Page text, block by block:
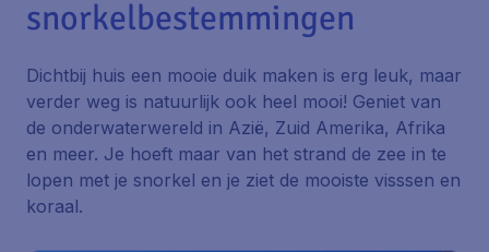
snorkelbestemmingen
Dichtbij huis een mooie duik maken is erg leuk, maar
verder weg is natuurlijk ook heel mooi! Geniet van
de onderwaterwereld in Azië, Zuid Amerika, Afrika
en meer. Je hoeft maar van het strand de zee in te
lopen met je snorkel en je ziet de mooiste visssen en
koraal.